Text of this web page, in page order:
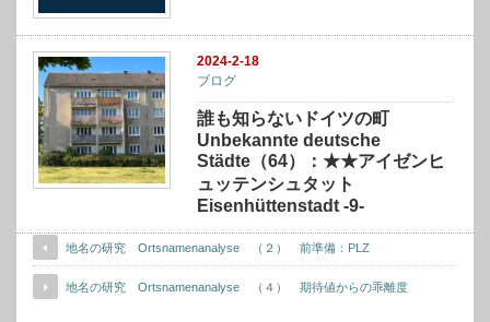
2024-2-18
ブログ
誰も知らないドイツの町
Unbekannte deutsche
Städte（64）：★★アイゼンヒ
ュッテンシュタット
Eisenhüttenstadt -9-
地名の研究 Ortsnamenanalyse （２） 前準備：PLZ
地名の研究 Ortsnamenanalyse （４） 期待値からの乖離度